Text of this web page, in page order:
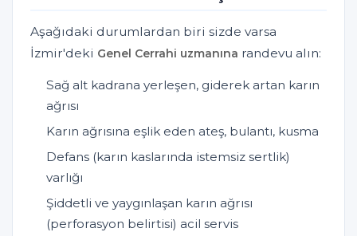
Aşağıdaki durumlardan biri sizde varsa
İzmir'deki Genel Cerrahi uzmanına randevu alın:
Sağ alt kadrana yerleşen, giderek artan karın
ağrısı
Karın ağrısına eşlik eden ateş, bulantı, kusma
Defans (karın kaslarında istemsiz sertlik)
varlığı
Şiddetli ve yaygınlaşan karın ağrısı
(perforasyon belirtisi) acil servis